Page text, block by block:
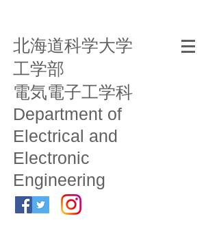
北海道科学大学
工学部
電気電子工学科
Department of
Electrical and
Electronic
Engineering